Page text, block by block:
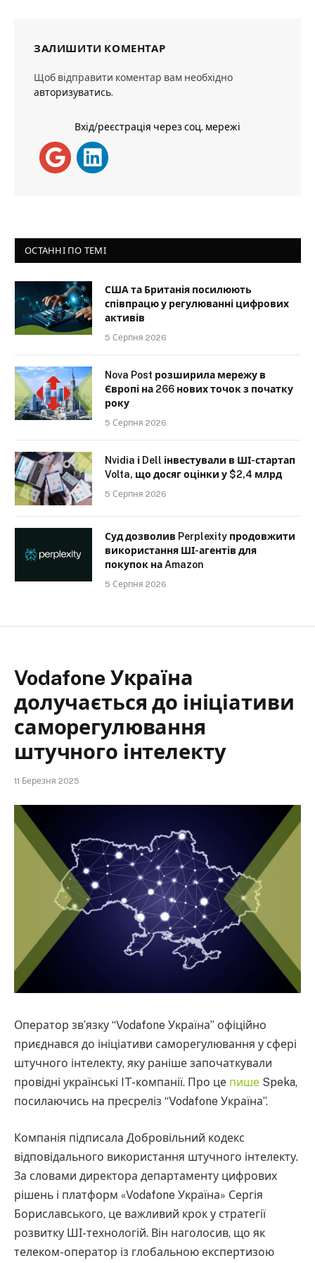
ЗАЛИШИТИ КОМЕНТАР
Щоб відправити коментар вам необхідно
авторизуватись.
Вхід/реєстрація через соц. мережі
ОСТАННІ ПО ТЕМІ
США та Британія посилюють
співпрацю у регулюванні цифрових
активів
5 Серпня 2026
Nova Post розширила мережу в
Європі на 266 нових точок з початку
року
5 Серпня 2026
Nvidia і Dell інвестували в ШІ-стартап
Volta, що досяг оцінки у $2,4 млрд
5 Серпня 2026
Суд дозволив Perplexity продовжити
використання ШІ-агентів для
покупок на Amazon
5 Серпня 2026
Vodafone Україна
долучається до ініціативи
саморегулювання
штучного інтелекту
11 Березня 2025
Оператор зв’язку “Vodafone Україна” офіційно
приєднався до ініціативи саморегулювання у сфері
штучного інтелекту, яку раніше започаткували
провідні українські IT-компанії. Про це пише Speka,
посилаючись на пресреліз “Vodafone Україна”.
Компанія підписала Добровільний кодекс
відповідального використання штучного інтелекту.
За словами директора департаменту цифрових
рішень і платформ «Vodafone Україна» Сергія
Бориславського, це важливий крок у стратегії
розвитку ШІ-технологій. Він наголосив, що як
телеком-оператор із глобальною експертизою